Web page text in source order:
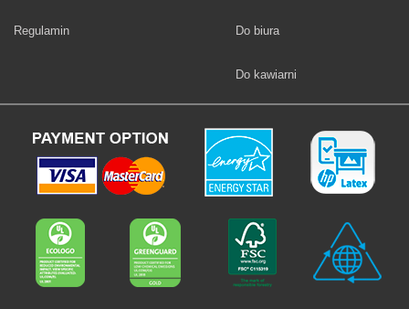
Regulamin Fototapety
Do biura
Fototapety
Do kawiarni